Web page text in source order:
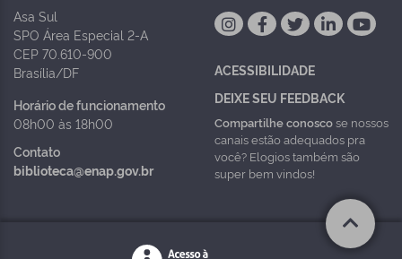
Asa Sul
SPO Área Especial 2-A
CEP 70.610-900
Brasília/DF
Horário de funcionamento
08h00 às 18h00
Contato
biblioteca@enap.gov.br
ACESSIBILIDADE
DEIXE SEU FEEDBACK
Compartilhe conoscose nossos
canais estão adequados pra
você? Elogios também são
super bem vindos!